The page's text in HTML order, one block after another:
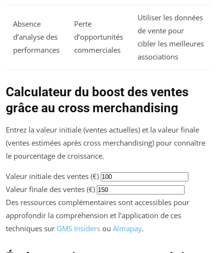
Absence
d’analyse des
performances
Perte
d’opportunités
commerciales
Utiliser les données
de vente pour
cibler les meilleures
associations
Calculateur du boost des ventes
grâce au cross merchandising
Entrez la valeur initiale (ventes actuelles) et la valeur finale
(ventes estimées après cross merchandising) pour connaître
le pourcentage de croissance.
Valeur initiale des ventes (€)
Valeur finale des ventes (€)
Des ressources complémentaires sont accessibles pour
approfondir la compréhension et l’application de ces
techniques sur GMS Insiders ou Almapay.